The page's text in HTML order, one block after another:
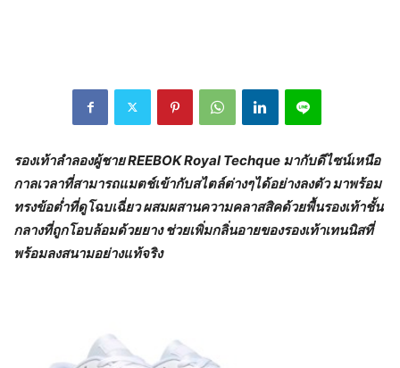
รองเท้าลำลองผู้ชายREEBOK Royal Techque มากับดีไซน์เหนือ
กาลเวลาที่สามารถแมตช์เข้ากับสไตล์ต่างๆได้อย่างลงตัว มาพร้อม
ทรงข้อต่ำที่ดูโฉบเฉี่ยว ผสมผสานความคลาสสิคด้วยพื้นรองเท้าชั้น
กลางที่ถูกโอบล้อมด้วยยาง ช่วยเพิ่มกลิ่นอายของรองเท้าเทนนิสที่
พร้อมลงสนามอย่างแท้จริง